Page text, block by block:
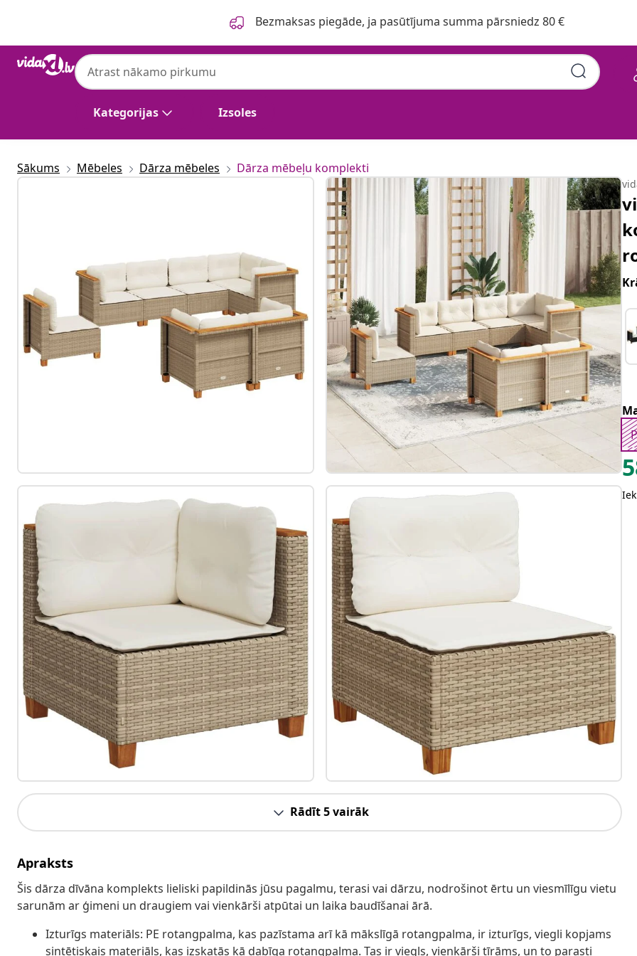
Bezmaksas piegāde, ja pasūtījuma summa pārsniedz 80 €
Kategorijas Izsoles
vidaXL
vidaXL 8-daļīgs dārza dīvāna komplekts, matrači, bēša PE
rotangpalma
Sākums Mēbeles Dārza mēbeles Dārza mēbeļu komplekti
Rādīt 5 vairāk
Apraksts
Šis dārza dīvāna komplekts lieliski papildinās jūsu pagalmu, terasi vai dārzu, nodrošinot ērtu un viesmīlīgu vietu
sarunām ar ģimeni un draugiem vai vienkārši atpūtai un laika baudīšanai ārā.
Izturīgs materiāls: PE rotangpalma, kas pazīstama arī kā mākslīgā rotangpalma, ir izturīgs, viegli kopjams
sintētiskais materiāls, kas izskatās kā dabīga rotangpalma. Tas ir viegls, vienkārši tīrāms, un to parasti